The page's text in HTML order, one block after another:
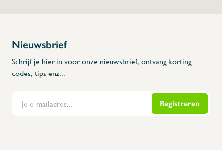
Flanders Inox | Karperstraat 6, 8400 Oostende | België | BNP Paribas Fortis:
Nieuwsbrief
Schrijf je hier in voor onze nieuwsbrief, ontvang korting
codes, tips enz...
Registreren